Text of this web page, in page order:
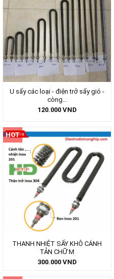
U sấy các loại - điện trở sấy gió -
còng...
120.000 VND
HOT
THANH NHIỆT SẤY KHÔ CÁNH
TẢN CHỮ M
300.000 VND